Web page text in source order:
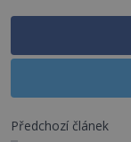
Předchozí článek